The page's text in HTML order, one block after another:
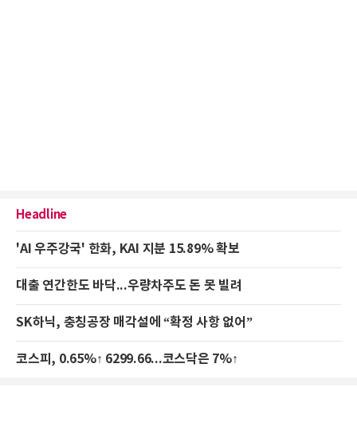
Headline
'AI 우주강국' 한화, KAI 지분 15.89% 확보
대출 연간한도 바닥...우량차주도 돈 못 빌려
SK하닉, 충칭공장 매각설에 “확정 사항 없어”
코스피, 0.65%↑ 6299.66...코스닥은 7%↑